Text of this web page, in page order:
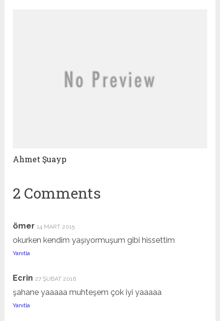
Ahmet Şuayp
2 Comments
ömer 14 MART 2015
okurken kendim yaşıyormuşum gibi hissettim
Yanıtla
Ecrin 27 ŞUBAT 2016
şahane yaaaaa muhteşem çok iyi yaaaaa
Yanıtla